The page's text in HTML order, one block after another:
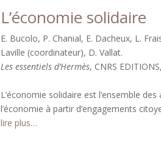
L’économie solidaire
E. Bucolo, P. Chanial, E. Dacheux, L.
Laville (coordinateur), D. Vallat.
Les essentiels d’Hermès, CNRS
L’économie solidaire est l’ensemble
l’économie à partir d’engagements
lire plus…